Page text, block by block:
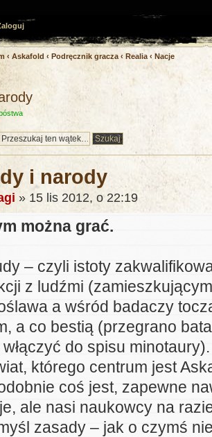
‹ Askafold ‹ Podręcznik gracza ‹ Realia ‹ Nacje
i narody
» 15 lis 2012, o 22:19
można grać.
– czyli istoty
z ludźmi
a wśród badaczy
a co bestią (przegrano
włączyć do spisu
którego centrum jest
coś jest, zapewne
ale nasi naukowcy na
zasady – jak o czymś